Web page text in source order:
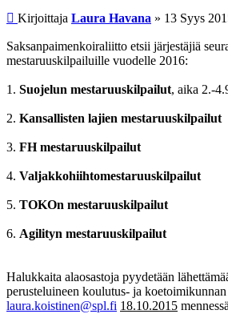
Viesti
Kirjoittaja Laura Havana » 13 Syys
Saksanpaimenkoiraliitto etsii järjestäjiä
mestaruuskilpailuille vuodelle 2016:
1. Suojelun mestaruuskilpailut, aika 2.-
2. Kansallisten lajien mestaruuskilpailut
3. FH mestaruuskilpailut
4. Valjakkohiihtomestaruuskilpailut
5. TOKOn mestaruuskilpailut
6. Agilityn mestaruuskilpailut
Halukkaita alaosastoja pyydetään
perusteluineen koulutus- ja
laura.koistinen@spl.fi 18.10.2015